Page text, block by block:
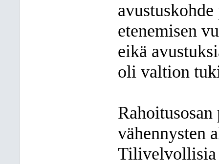
etenemisen
eikä
oli valtion
vähennysten
Tilivelvollisia